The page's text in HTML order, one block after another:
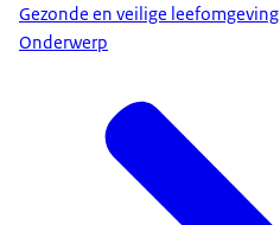
Gezonde en veilige leefomgeving
Onderwerp